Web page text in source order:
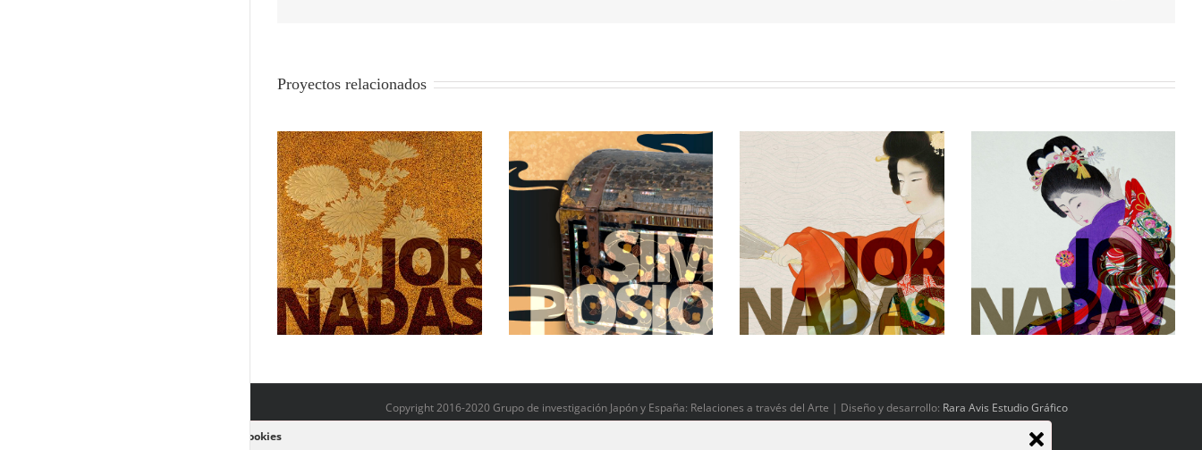
Proyectos relacionados
Namban: Japón en la primera
globalización
La mujer y el arte japonés La colección Federico Torralba
Copyright 2016-2020 Grupo de investigación Japón y España: Relaciones a través del Arte | Diseño y desarrollo: Rara Avis Estudio Gráfico
Política de cookies